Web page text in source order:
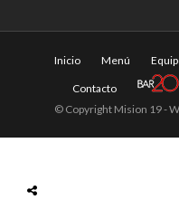
Inicio Menú
Contacto
© Copyright Mision 19 -